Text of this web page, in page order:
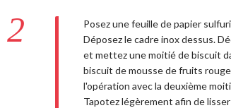
2
Posez une feuille de papier
Déposez le cadre inox dessus.
et mettez une moitié de biscuit
biscuit de mousse de fruits
l'opération avec la deuxième
Tapotez légèrement afin de